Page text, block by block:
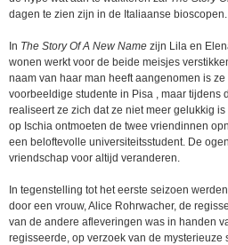
dagen te zien zijn in de Italiaanse bioscopen.
In The Story Of A New Name zijn Lila en
wonen werkt voor de beide meisjes
naam van haar man heeft aangenomen is
voorbeeldige studente in Pisa , maar tijdens
realiseert ze zich dat ze niet meer gelukkig
op Ischia ontmoeten de twee vriendinnen
een beloftevolle universiteitsstudent. De
vriendschap voor altijd veranderen.
In tegenstelling tot het eerste seizoen
door een vrouw, Alice Rohrwacher, de
van de andere afleveringen was in handen
regisseerde, op verzoek van de